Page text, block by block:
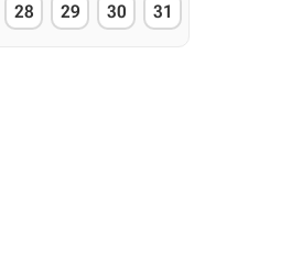
28 29 30 31